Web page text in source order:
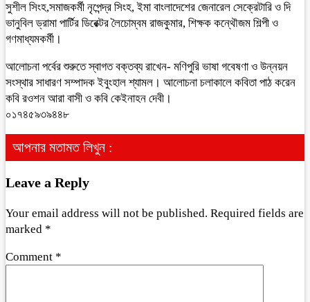
সুশীল সিংহ,সমাজকর্মী নৃপেন্দ্র সিংহ, ইমা বাংলাদেশের জেনারেল সেক্রেটারি ও দি
ভানুবিল ড্রামা পার্টির ডিরেক্টর লৈচোম্বম রাজকুমার, শিক্ষক কন্থৌজম শিল্পী ও
গণমাধ্যমকর্মী।
আলোচনা পর্বের শুরুতে স্বাগত বক্তব্য রাখেন- মণিপুরি ভাষা গবেষণা ও উন্নয়ন
সংস্থার সাধারণ সম্পাদক ইবুংহাল শ্যামল। আলোচনা চলাকালে কবিতা পাঠ করেন
কবি রওশন আরা বাসী ও কবি কেইনাহন দেবী।
০১৭৪৫৯৩৯৪৪৮
আপনার মতামত লিখুন :
Leave a Reply
Your email address will not be published. Required fields are
marked *
Comment *